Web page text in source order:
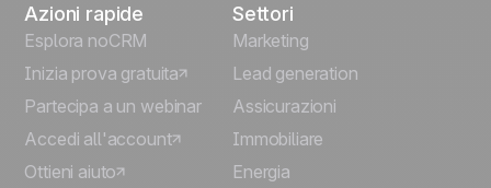
Azioni rapide
Esplora noCRM
Inizia prova gratuita
Partecipa a un webinar
Accedi all'account
Ottieni aiuto
Settori
Marketing
Lead generation
Assicurazioni
Immobiliare
Energia